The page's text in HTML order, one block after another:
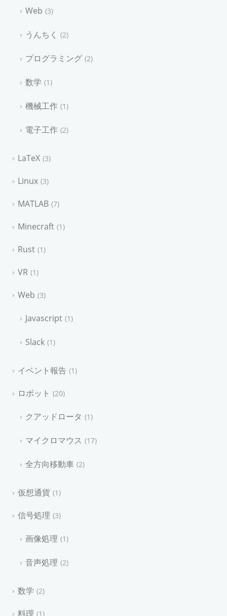
Web 3
うんちく 2
プログラミング 2
数学 1
機械工作 1
電子工作 2
LaTeX 3
Linux 3
MATLAB 7
Minecraft 1
Rust 1
VR 1
Web 3
Javascript 1
Slack 1
イベント報告 1
ロボット 20
クアッドロータ 1
マイクロマウス 17
全方向移動車 2
仮想通貨 1
信号処理 3
画像処理 1
音声処理 2
数学 2
料理 1